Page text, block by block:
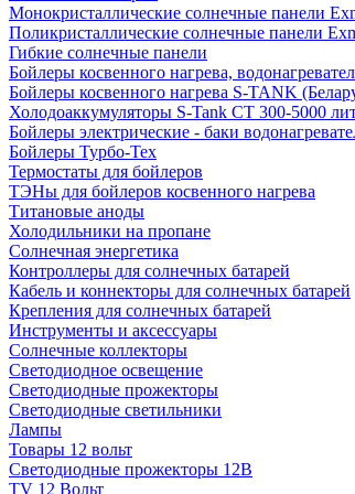
Монокристаллические солнечные панели
Поликристаллические солнечные панели
Гибкие солнечные панели
Бойлеры косвенного нагрева,
Бойлеры косвенного нагрева S-TANK
Холодоаккумуляторы S-Tank СТ 300-5000
Бойлеры электрические - баки
Бойлеры Турбо-Тех
Термостаты для бойлеров
ТЭНы для бойлеров косвенного нагрева
Титановые аноды
Холодильники на пропане
Солнечная энергетика
Контроллеры для солнечных батарей
Кабель и коннекторы для солнечных батарей
Крепления для солнечных батарей
Инструменты и аксессуары
Солнечные коллекторы
Светодиодное освещение
Светодиодные прожекторы
Светодиодные светильники
Лампы
Товары 12 вольт
Светодиодные прожекторы 12В
TV 12 Вольт